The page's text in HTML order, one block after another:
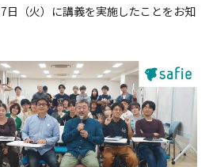
日（火）に講義を実施したことをお知